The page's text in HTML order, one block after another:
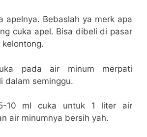
apelnya. Bebaslah ya merk apa
cuka apel. Bisa dibeli di pasar
pada air minum merpati
dalam seminggu.
10 ml cuka untuk 1 liter air
air minumnya bersih yah.